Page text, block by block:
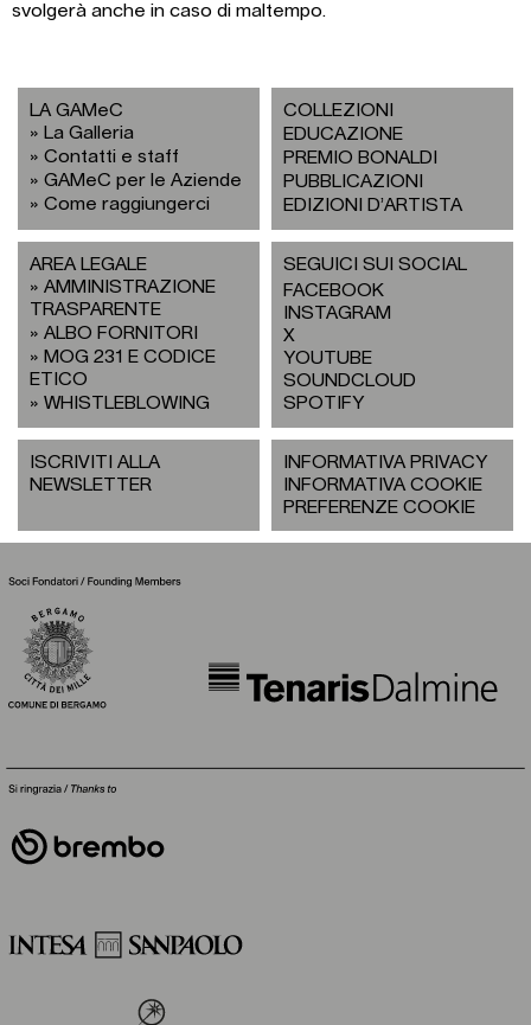
svolgerà anche in caso di maltempo.
LA GAMeC
La Galleria
Contatti e staff
GAMeC per le Aziende
Come raggiungerci
COLLEZIONI
EDUCAZIONE
PREMIO BONALDI
PUBBLICAZIONI
EDIZIONI D’ARTISTA
AREA LEGALE
AMMINISTRAZIONE
TRASPARENTE
ALBO FORNITORI
MOG 231 E CODICE
ETICO
WHISTLEBLOWING
SEGUICI SUI SOCIAL
FACEBOOK
INSTAGRAM
X
YOUTUBE
SOUNDCLOUD
SPOTIFY
ISCRIVITI ALLA
NEWSLETTER
INFORMATIVA PRIVACY
INFORMATIVA COOKIE
PREFERENZE COOKIE